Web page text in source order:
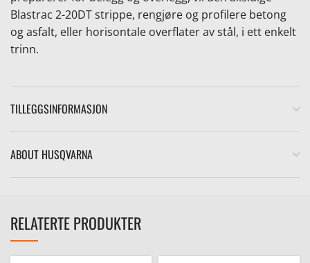
Blastrac 2-20DT strippe, rengjøre og profilere betong
og asfalt, eller horisontale overflater av stål, i ett enkelt
trinn.
TILLEGGSINFORMASJON
ABOUT HUSQVARNA
RELATERTE PRODUKTER